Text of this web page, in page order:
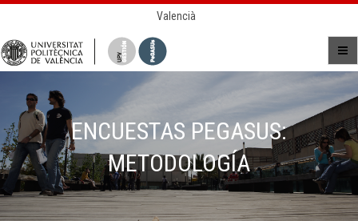
Valencià
ENCUESTAS PEGASUS:
METODOLOGÍA